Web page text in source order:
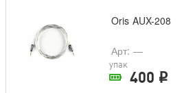
В наличии
Oris AUX-208
Арт: —
упак
400 i